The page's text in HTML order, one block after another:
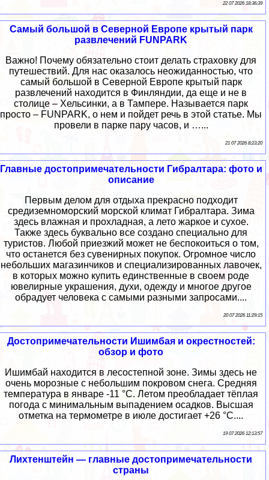
22 07 2026 18:36:39
Самый большой в Северной Европе крытый парк
развлечений FUNPARK
Важно! Почему обязательно стоит делать страховку для
путешествий. Для нас оказалось неожиданностью, что
самый большой в Северной Европе крытый парк
развлечений находится в Финляндии, да еще и не в
столице – Хельсинки, а в Тампере. Называется парк
просто – FUNPARK, о нем и пойдет речь в этой статье. Мы
провели в парке пару часов, и …...
21 07 2026 8:23:20
Главные достопримечательности Гибралтара: фото и
описание
Первым делом для отдыха прекрасно подходит
средиземноморский морской климат Гибралтара. Зима
здесь влажная и прохладная, а лето жаркое и сухое.
Также здесь буквально все создано специально для
туристов. Любой приезжий может не беспокоиться о том,
что останется без сувенирных покупок. Огромное число
небольших магазинчиков и специализированных лавочек,
в которых можно купить единственные в своем роде
ювелирные украшения, духи, одежду и многое другое
обрадует человека с самыми разными запросами....
20 07 2026 11:29:15
Достопримечательности Ишимбая и окрестностей:
обзор и фото
Ишимбай находится в лесостепной зоне. Зимы здесь не
очень морозные с небольшим покровом снега. Средняя
температура в январе -11 °C. Летом преобладает тёплая
погода с минимальным выпадением осадков. Высшая
отметка на термометре в июле достигает +26 °C....
19 07 2026 12:13:57
Лихтенштейн — главные достопримечательности
страны